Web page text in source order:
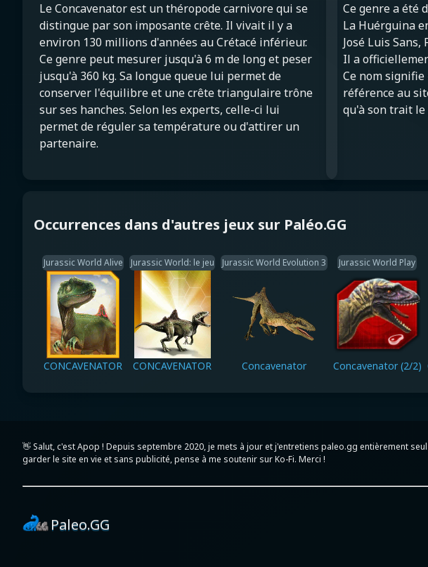
Le Concavenator est un théropode carnivore qui se
distingue par son imposante crête. Il vivait il y a
environ 130 millions d'années au Crétacé inférieur.
Ce genre peut mesurer jusqu'à 6 m de long et peser
jusqu'à 360 kg. Sa longue queue lui permet de
conserver l'équilibre et une crête triangulaire trône
sur ses hanches. Selon les experts, celle-ci lui
permet de réguler sa température ou d'attirer un
partenaire.
Ce genre a été
La Huérguina
José Luis Sans,
Il a
Ce nom signifie
référence au
qu'à son trait
Occurrences dans d'autres jeux sur Paléo.GG
Jurassic World Alive
CONCAVENATOR
Jurassic World: le jeu
CONCAVENATOR
Jurassic World Evolution 3
Concavenator
Jurassic World Play
Concavenator (2/2)
👋 Salut, c'est Apop ! Depuis septembre 2020, je mets à jour et j'entretiens paleo.gg entièrement
garder le site en vie et sans publicité, pense à me soutenir sur Ko-Fi. Merci !
Paleo.GG